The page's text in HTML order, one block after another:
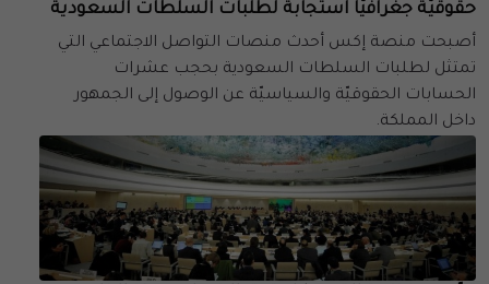
حقوقيّة جغرافيًّا استجابةً لطلبات السلطات السعودية
أصبحت منصة إكس أحدث منصات التواصل الاجتماعي التي
تمتثل لطلبات السلطات السعودية بحجب عشرات
الحسابات الحقوقيّة والسياسيّة عن الوصول إلى الجمهور
داخل المملكة.